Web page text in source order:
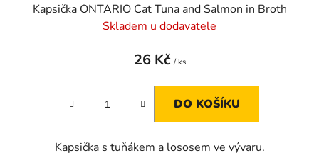
Kapsička ONTARIO Cat Tuna and Salmon in Broth
Skladem u dodavatele
26 Kč / ks
DO KOŠÍKU
Kapsička s tuňákem a lososem ve vývaru.